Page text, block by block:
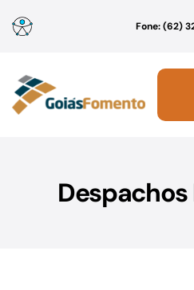
para
conteúdo
Fone: (62)
Linhas de Crédito